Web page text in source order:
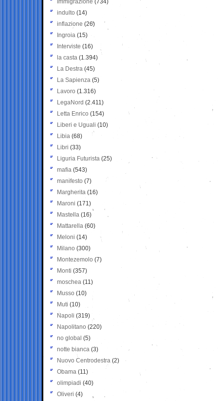
Immigrazione (734)
indulto (14)
inflazione (26)
Ingroia (15)
Interviste (16)
la casta (1.394)
La Destra (45)
La Sapienza (5)
Lavoro (1.316)
LegaNord (2.411)
Letta Enrico (154)
Liberi e Uguali (10)
Libia (68)
Libri (33)
Liguria Futurista (25)
mafia (543)
manifesto (7)
Margherita (16)
Maroni (171)
Mastella (16)
Mattarella (60)
Meloni (14)
Milano (300)
Montezemolo (7)
Monti (357)
moschea (11)
Musso (10)
Muti (10)
Napoli (319)
Napolitano (220)
no global (5)
notte bianca (3)
Nuovo Centrodestra (2)
Obama (11)
olimpiadi (40)
Oliveri (4)